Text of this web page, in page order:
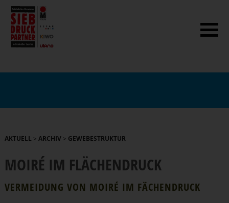
AKTUELL > ARCHIV > GEWEBESTRUKTUR
MOIRÉ IM FLÄCHEN­DRUCK
VERMEIDUNG VON MOIRÉ IM FÄCHENDRUCK